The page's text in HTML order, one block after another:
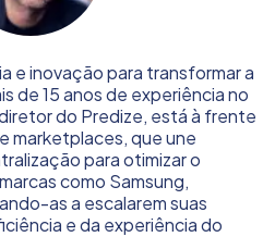
e inovação para transformar a
de 15 anos de experiência no
do Predize, está à frente
marketplaces, que une
para otimizar o
como Samsung,
as a escalarem suas
e da experiência do